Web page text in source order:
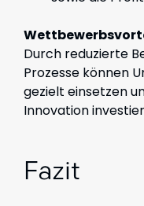
Durch reduzierte
Prozesse können
gezielt einsetzen
Innovation
Fazit